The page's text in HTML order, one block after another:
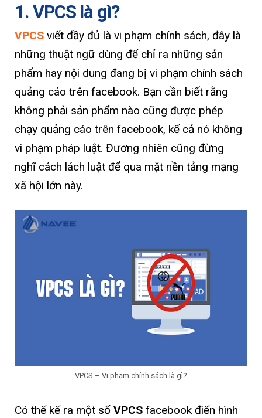
1. VPCS là gì?
VPCS viết đầy đủ là vi phạm chính sách, đây là
những thuật ngữ dùng để chỉ ra những sản
phẩm hay nội dung đang bị vi phạm chính sách
quảng cáo trên facebook. Bạn cần biết rằng
không phải sản phẩm nào cũng được phép
chạy quảng cáo trên facebook, kể cả nó không
vi phạm pháp luật. Đương nhiên cũng đừng
nghĩ cách lách luật để qua mặt nền tảng mạng
xã hội lớn này.
VPCS – Vi phạm chính sách là gì?
Có thể kể ra một số VPCS facebook điển hình